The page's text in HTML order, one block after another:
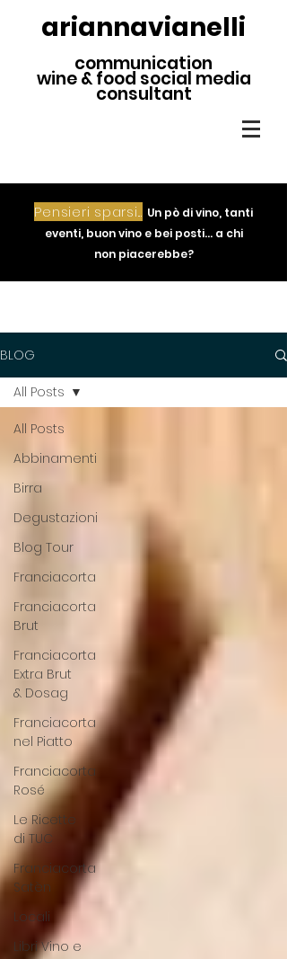
ariannavianelli
communication
wine & food social media
consultant
Pensieri sparsi... Un pò di vino, tanti
eventi, buon vino e bei posti... a chi
non piacerebbe?
BLOG
All Posts
Abbinamenti
Birra
Degustazioni
Blog Tour
Franciacorta
Franciacorta
Brut
Franciacorta
Extra Brut
& Dosag
Franciacorta
nel Piatto
Franciacorta
Rosé
Le Ricette
di TUC
Franciacorta
Satèn
Locali
Libri Vino e
All Posts